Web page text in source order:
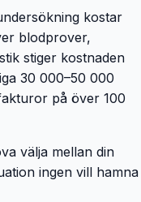
kostar
blodprover,
stiger kostnaden
30 000–50 000
på över 100
välja mellan din
ingen vill hamna